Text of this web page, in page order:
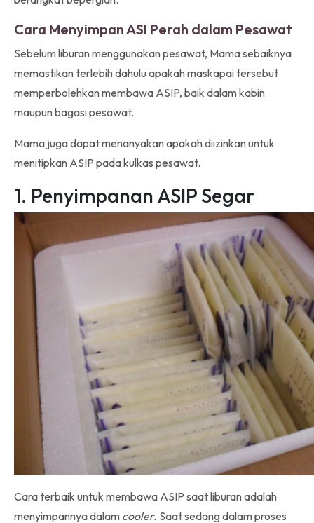
Cara Menyimpan ASI Perah dalam Pesawat
Sebelum liburan menggunakan pesawat, Mama sebaiknya
memastikan terlebih dahulu apakah maskapai tersebut
memperbolehkan membawa ASIP, baik dalam kabin
maupun bagasi pesawat.
Mama juga dapat menanyakan apakah diizinkan untuk
menitipkan ASIP pada kulkas pesawat.
1. Penyimpanan ASIP Segar
Cara terbaik untuk membawa ASIP saat liburan adalah
menyimpannya dalam cooler. Saat sedang dalam proses